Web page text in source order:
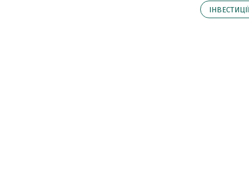
ІНВЕСТИЦІЇ